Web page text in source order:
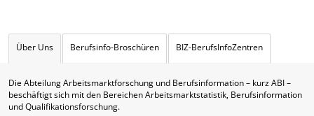
Über Uns Berufsinfo-Broschüren BIZ-BerufsInfoZentren
Die Abteilung Arbeitsmarktforschung und Berufsinformation – kurz ABI –
beschäftigt sich mit den Bereichen Arbeitsmarktstatistik, Berufsinformation
und Qualifikationsforschung.